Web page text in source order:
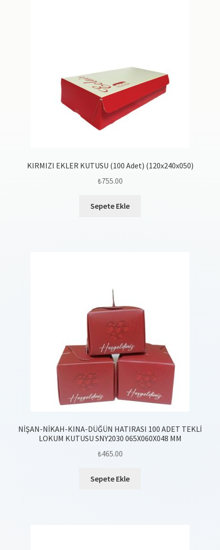
KIRMIZI EKLER KUTUSU (100 Adet) (120x240x050)
₺755.00
Sepete Ekle
NİŞAN-NİKAH-KINA-DÜĞÜN HATIRASI 100 ADET TEKLİ
LOKUM KUTUSU SNY2030 065X060X048 MM
₺465.00
Sepete Ekle